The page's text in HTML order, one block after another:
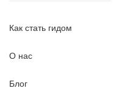
Как стать гидом
О нас
Блог